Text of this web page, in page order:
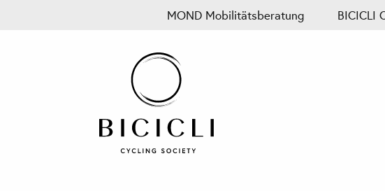
MOND Mobilitätsberatung BICICLI